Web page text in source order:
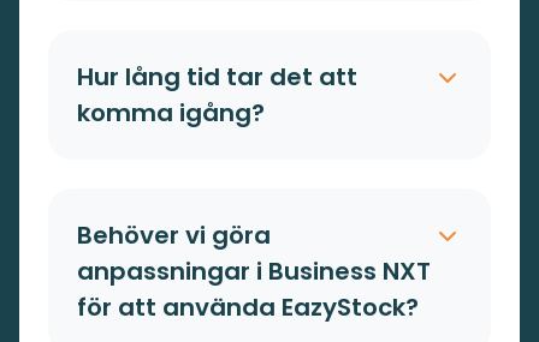
Hur lång tid tar det att
komma igång?
Behöver vi göra
anpassningar i Business NXT
för att använda EazyStock?